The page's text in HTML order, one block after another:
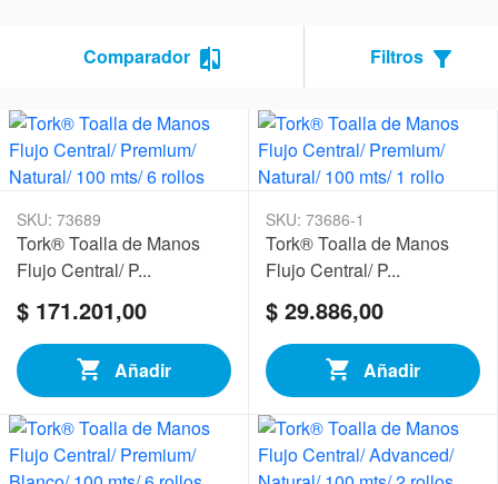
Comparador Filtros
SKU: 73689
Tork® Toalla de Manos
Flujo Central/ P...
$ 171.201,00
Añadir
SKU: 73686-1
Tork® Toalla de Manos
Flujo Central/ P...
$ 29.886,00
Añadir